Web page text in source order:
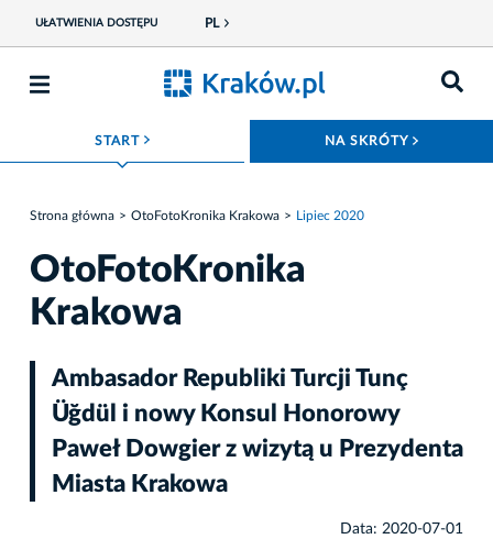
UŁATWIENIA DOSTĘPU PL
START ROZWIŃ MENU NA SKRÓTY
Strona główna OtoFotoKronika Krakowa Lipiec 2020
OtoFotoKronika
Krakowa
Ambasador Republiki Turcji Tunç
Üğdül i nowy Konsul Honorowy
Paweł Dowgier z wizytą u Prezydenta
Miasta Krakowa
Data: 2020-07-01